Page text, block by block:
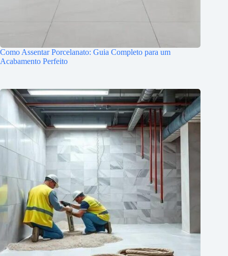
Como Assentar Porcelanato: Guia Completo para um
Acabamento Perfeito